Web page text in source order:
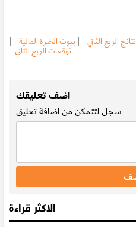
نتائج الربع الثاني | بيوت الخبرة المالية |
توقعات الربع الثاني
اضف تعليقك
سجللتتمكن من اضافة تعليق
الاكثر قراءة